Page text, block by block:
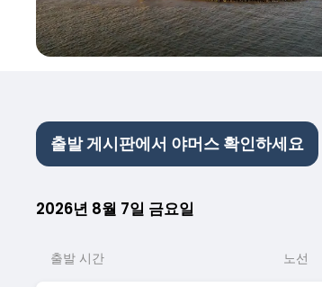
출발 게시판에서 야머스 확인하세요
2026년 8월 7일 금요일
출발 시간 노선